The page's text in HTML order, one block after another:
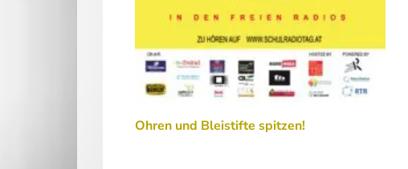
Ohren und Bleistifte spitzen!